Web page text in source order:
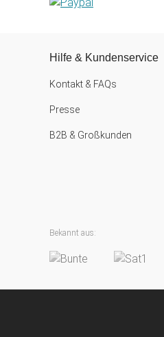
Hilfe & Kundenservice
Kontakt & FAQs
Presse
B2B & Großkunden
Bekannt aus: